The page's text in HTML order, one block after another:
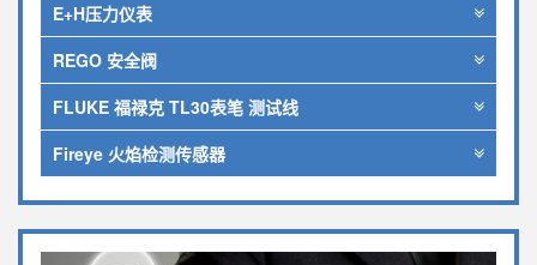
E+H压力仪表
REGO 安全阀
FLUKE 福禄克 TL30表笔 测试线
Fireye 火焰检测传感器